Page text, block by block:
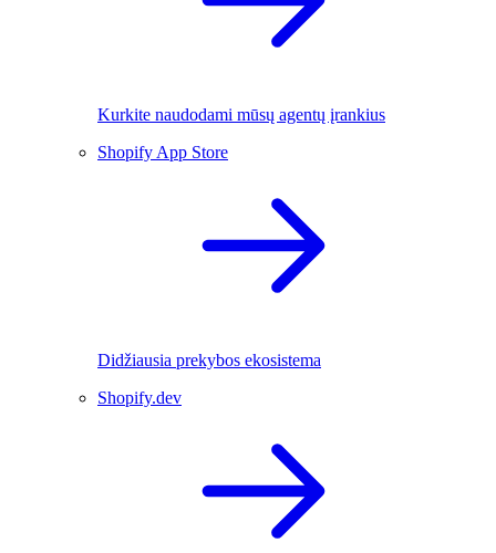
Kurkite naudodami mūsų agentų įrankius
Shopify App Store
Didžiausia prekybos ekosistema
Shopify.dev